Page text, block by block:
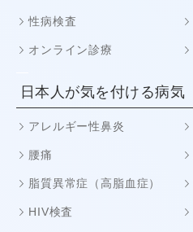
性病検査
オンライン診療
日本人が気を付ける病気
アレルギー性鼻炎
腰痛
脂質異常症（高脂血症）
HIV検査